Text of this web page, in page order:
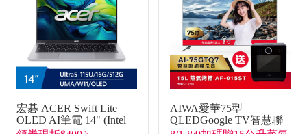
宏碁 ACER Swift Lite
OLED AI筆電 14" (Intel
AIWA愛華75型
QLEDGoogle TV智慧聯